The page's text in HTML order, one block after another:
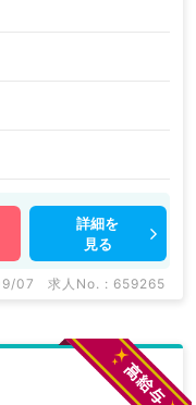
詳細を
見る
07 求人No. : 659265